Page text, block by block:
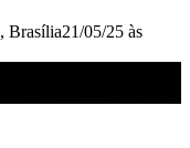
, Brasília21/05/25 às